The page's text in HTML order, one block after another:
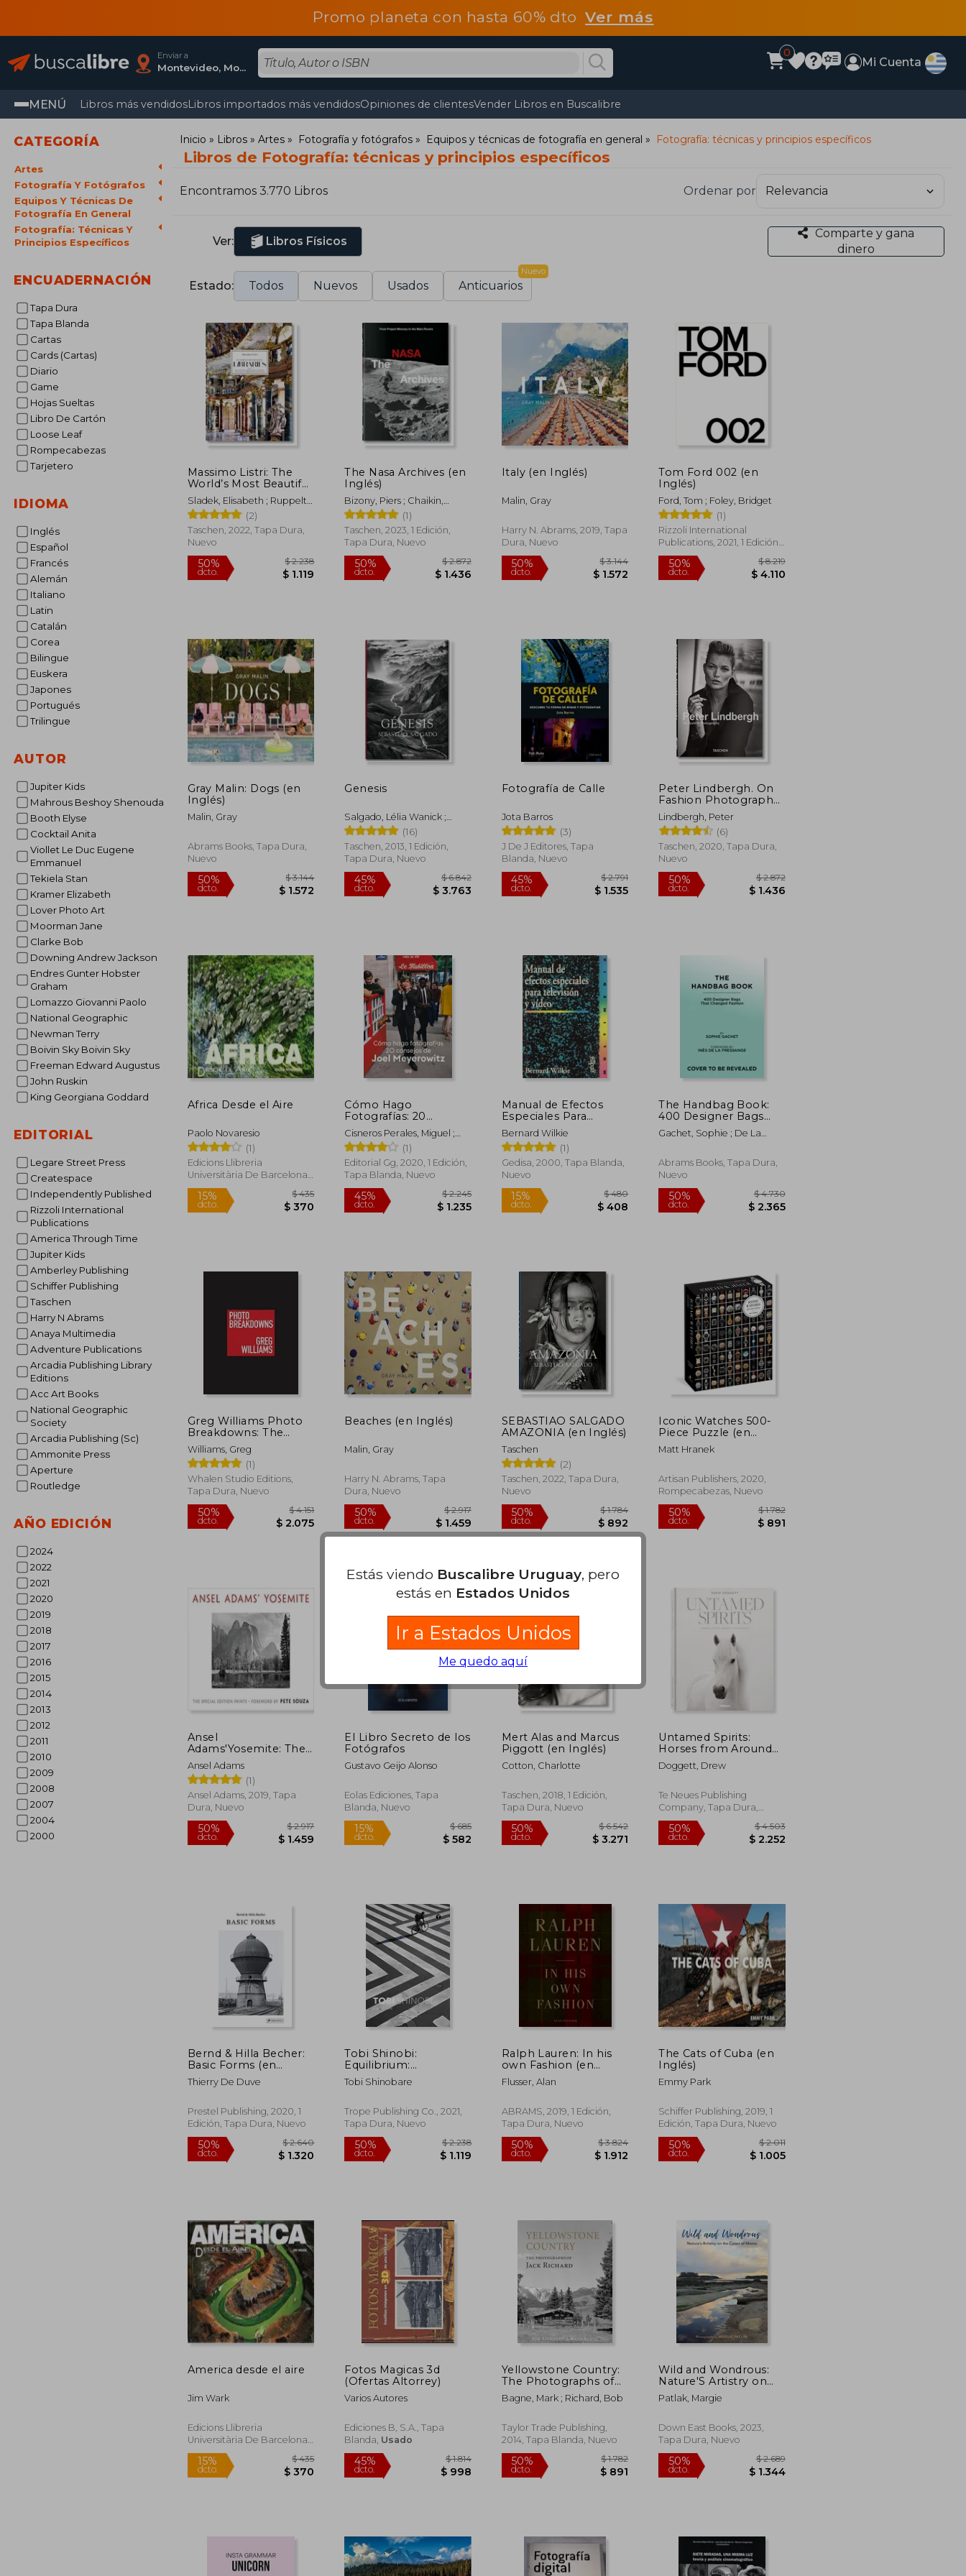
Promo planeta con hasta 60% dtoVer más
Enviar a
Montevideo, Montevideo
0
Mi Cuenta
MENÚ Libros más vendidosLibros importados más vendidosOpiniones de clientesVender Libros en Buscalibre
CATEGORÍA
Artes
Fotografía Y Fotógrafos
Equipos Y Técnicas De
Fotografía En General
Fotografía: Técnicas Y
Principios Específicos
ENCUADERNACIÓN
Tapa Dura
Tapa Blanda
Cartas
Cards (Cartas)
Diario
Game
Hojas Sueltas
Libro De Cartón
Loose Leaf
Rompecabezas
Tarjetero
IDIOMA
Inglés
Español
Francés
Alemán
Italiano
Latin
Catalán
Corea
Bilingue
Euskera
Japones
Portugués
Trilingue
AUTOR
Jupiter Kids
Mahrous Beshoy Shenouda
Booth Elyse
Cocktail Anita
Viollet Le Duc Eugene
Emmanuel
Tekiela Stan
Kramer Elizabeth
Lover Photo Art
Moorman Jane
Clarke Bob
Downing Andrew Jackson
Endres Gunter Hobster
Graham
Lomazzo Giovanni Paolo
National Geographic
Newman Terry
Boivin Sky Boivin Sky
Freeman Edward Augustus
John Ruskin
King Georgiana Goddard
EDITORIAL
Legare Street Press
Createspace
Independently Published
Rizzoli International
Publications
America Through Time
Jupiter Kids
Amberley Publishing
Schiffer Publishing
Taschen
Harry N Abrams
Anaya Multimedia
Adventure Publications
Arcadia Publishing Library
Editions
Acc Art Books
National Geographic
Society
Arcadia Publishing (Sc)
Ammonite Press
Aperture
Routledge
AÑO EDICIÓN
2024
2022
2021
2020
2019
2018
2017
2016
2015
2014
2013
2012
2011
2010
2009
2008
2007
2004
2000
Inicio Libros Artes Fotografía y fotógrafos Equipos y técnicas de fotografía en general Fotografía: técnicas y principios específicos
Libros de Fotografía: técnicas y principios específicos
Encontramos 3.770 Libros Ordenar por
Ver: Libros Físicos
Comparte y gana
dinero
Estado: Todos Nuevos Usados Anticuarios
Nuevo
Massimo Listri: The
World’s Most Beautiful
Libraries (en Inglés)
Sladek, Elisabeth ; Ruppelt,
Georg ; Listri, Massimo
(2)
Taschen, 2022, Tapa Dura,
Nuevo
The Nasa Archives (en
Inglés)
Bizony, Piers ; Chaikin,
Andrew ; Launius, Roger
(1)
Taschen, 2023, 1 Edición,
Tapa Dura, Nuevo
$ 1.436
Italy (en Inglés)
Malin, Gray
Harry N. Abrams, 2019, Tapa
Dura, Nuevo
$ 1.572
Tom Ford 002 (en
Inglés)
Ford, Tom ; Foley, Bridget
(1)
Rizzoli International
Publications, 2021, 1 Edición,
Tapa Dura, Nuevo
Gray Malin: Dogs (en
Inglés)
Malin, Gray
Abrams Books, Tapa Dura,
Nuevo
50%
dcto. $ 1.572
Genesis
Salgado, Lélia Wanick ;
Salgado, Sebastião
(16)
Taschen, 2013, 1 Edición,
Tapa Dura, Nuevo
45%
dcto.
$ 6.842
$ 3.763
Fotografía de Calle
Jota Barros
(3)
J De J Editores, Tapa
Blanda, Nuevo
45%
dcto. $ 1.535
Peter Lindbergh. On
Fashion Photography.
40Th Anniversary
Edition (en Inglés)
Lindbergh, Peter
(6)
Taschen, 2020, Tapa Dura,
Nuevo
dcto.
Africa Desde el Aire
Paolo Novaresio
(1)
Edicions Llibreria
Universitària De Barcelona,
Sl, 2012, Tapa Dura, Nuevo
15%
$ 370
Cómo Hago
Fotografías: 20
Consejos de Joel
Meyerowitz
Cisneros Perales, Miguel ;
Meyerowitz, Joel
(1)
Editorial Gg, 2020, 1 Edición,
Tapa Blanda, Nuevo
45%
dcto.
$ 2.245
$ 1.235
Manual de Efectos
Especiales Para
Television y Video
Bernard Wilkie
(1)
Gedisa, 2000, Tapa Blanda,
Nuevo
15%
dcto.
$ 480
$ 408
The Handbag Book:
400 Designer Bags
That Changed Fashion
(en Inglés)
Gachet, Sophie ; De La
Abrams Books, Tapa Dura,
Nuevo
50%
dcto.
Greg Williams Photo
Breakdowns: The
Skills and Secrets
Behind 100 Celebrity
Portraits (1) (en Inglés)
Williams, Greg
(1)
Whalen Studio Editions,
Tapa Dura, Nuevo
50%
dcto. $ 2.075
Beaches (en Inglés)
Malin, Gray
Harry N. Abrams, Tapa
Dura, Nuevo
dcto. $ 1.459
SEBASTIAO SALGADO
AMAZONIA (en Inglés)
Taschen
(2)
Taschen, 2022, Tapa Dura,
Nuevo
dcto.
Iconic Watches 500-
Piece Puzzle (en
Inglés)
Matt Hranek
Artisan Publishers, 2020,
Rompecabezas, Nuevo
Ansel
Adams'Yosemite: The
Special Edition Prints
(en Inglés)
Ansel Adams
(1)
Ansel Adams, 2019, Tapa
Dura, Nuevo
50%
El Libro Secreto de los
Fotógrafos
Gustavo Geijo Alonso
Eolas Ediciones, Tapa
Blanda, Nuevo
15% $ 685
Mert Alas and Marcus
Piggott (en Inglés)
Cotton, Charlotte
Taschen, 2018, 1 Edición,
Tapa Dura, Nuevo
50% $ 6.542
Untamed Spirits:
Horses from Around
the World (en Inglés)
Doggett, Drew
Te Neues Publishing
Company, Tapa Dura,
Nuevo
50%
Bernd & Hilla Becher:
Basic Forms (en
Inglés)
Thierry De Duve
Prestel Publishing, 2020, 1
Edición, Tapa Dura, Nuevo
dcto.
$ 2.640
$ 1.320
Tobi Shinobi:
Equilibrium:
Equilibrium (Trope
Emerging
Inglés)
Tobi Shinobare
Trope Publishing Co., 2021,
Tapa Dura, Nuevo
50% $ 2.238
$ 1.119
Ralph Lauren: In his
own Fashion (en
Inglés)
Flusser, Alan
ABRAMS, 2019, 1 Edición,
Tapa Dura, Nuevo
50%
dcto.
$ 3.824
$ 1.912
The Cats of Cuba (en
Inglés)
Emmy Park
Schiffer Publishing, 2019, 1
Edición, Tapa Dura, Nuevo
50%
America desde el aire
Jim Wark
Edicions Llibreria
Universitària De Barcelona,
SL, Tapa Blanda, Nuevo
Fotos Magicas 3d
(Ofertas Altorrey)
Varios Autores
Ediciones B, S.A., Tapa
Blanda, Usado
Yellowstone Country:
The Photographs of
Jack Richard (en
Inglés)
Bagne, Mark ; Richard, Bob
Taylor Trade Publishing,
2014, Tapa Blanda, Nuevo
Wild and Wondrous:
Nature'S Artistry on
the Coast of Maine (en
Inglés)
Patlak, Margie
Down East Books, 2023,
Tapa Dura, Nuevo
Estás viendo Buscalibre Uruguay, pero
estás en Estados Unidos
Ir a Estados Unidos
Me quedo aquí